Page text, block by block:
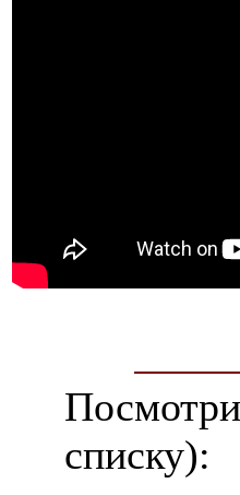
списку):